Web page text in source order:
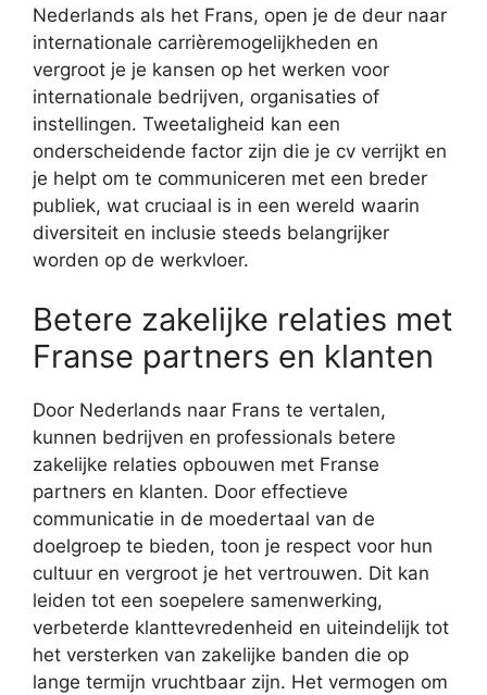
Nederlands als het Frans, open je de deur naar
internationale carrièremogelijkheden en
vergroot je je kansen op het werken voor
internationale bedrijven, organisaties of
instellingen. Tweetaligheid kan een
onderscheidende factor zijn die je cv verrijkt en
je helpt om te communiceren met een breder
publiek, wat cruciaal is in een wereld waarin
diversiteit en inclusie steeds belangrijker
worden op de werkvloer.
Betere zakelijke relaties met
Franse partners en klanten
Door Nederlands naar Frans te vertalen,
kunnen bedrijven en professionals betere
zakelijke relaties opbouwen met Franse
partners en klanten. Door effectieve
communicatie in de moedertaal van de
doelgroep te bieden, toon je respect voor hun
cultuur en vergroot je het vertrouwen. Dit kan
leiden tot een soepelere samenwerking,
verbeterde klanttevredenheid en uiteindelijk tot
het versterken van zakelijke banden die op
lange termijn vruchtbaar zijn. Het vermogen om